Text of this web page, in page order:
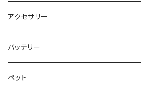
雨避けカバー
雨ガッパ
40L
60L
アクセサリー
キーホルダー
フレグランス
バッテリー
ペット